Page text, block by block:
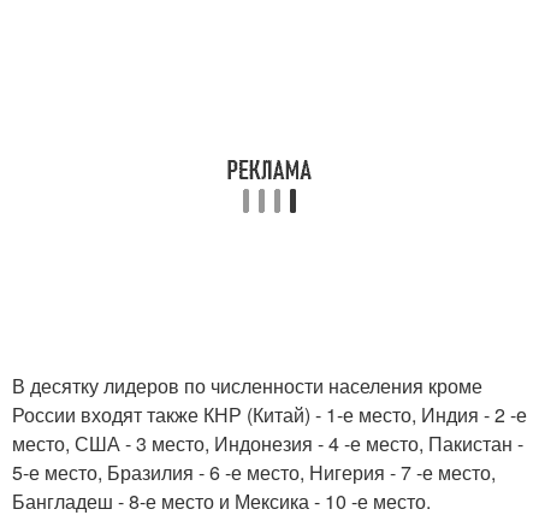
В десятку лидеров по численности населения кроме
России входят также КНР (Китай) - 1-е место, Индия - 2 -е
место, США - 3 место, Индонезия - 4 -е место, Пакистан -
5-е место, Бразилия - 6 -е место, Нигерия - 7 -е место,
Бангладеш - 8-е место и Мексика - 10 -е место.